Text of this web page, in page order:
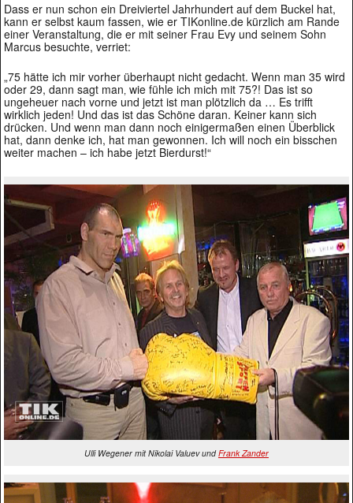
Dass er nun schon ein Dreiviertel Jahrhundert auf dem Buckel hat,
kann er selbst kaum fassen, wie er TIKonline.de kürzlich am Rande
einer Veranstaltung, die er mit seiner Frau Evy und seinem Sohn
Marcus besuchte, verriet:
„75 hätte ich mir vorher überhaupt nicht gedacht. Wenn man 35 wird
oder 29, dann sagt man‚ wie fühle ich mich mit 75?! Das ist so
ungeheuer nach vorne und jetzt ist man plötzlich da … Es trifft
wirklich jeden! Und das ist das Schöne daran. Keiner kann sich
drücken. Und wenn man dann noch einigermaßen einen Überblick
hat, dann denke ich, hat man gewonnen. Ich will noch ein bisschen
weiter machen – ich habe jetzt Bierdurst!“
Ulli Wegener mit Nikolai Valuev undFrank Zander